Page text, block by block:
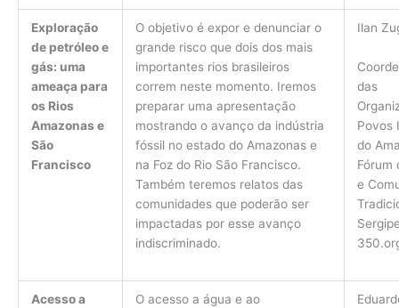
Exploração
de petróleo e
gás: uma
ameaça para
os Rios
Amazonas e
São
Francisco
O objetivo é expor e denunciar o
grande risco que dois dos mais
importantes rios brasileiros
correm neste momento. Iremos
preparar uma apresentação
mostrando o avanço da indústria
fóssil no estado do Amazonas e
na Foz do Rio São Francisco.
Também teremos relatos das
comunidades que poderão ser
impactadas por esse avanço
indiscriminado.
Ilan
das
Povos
do
Fórum
e
Acesso a
O acesso a água e ao